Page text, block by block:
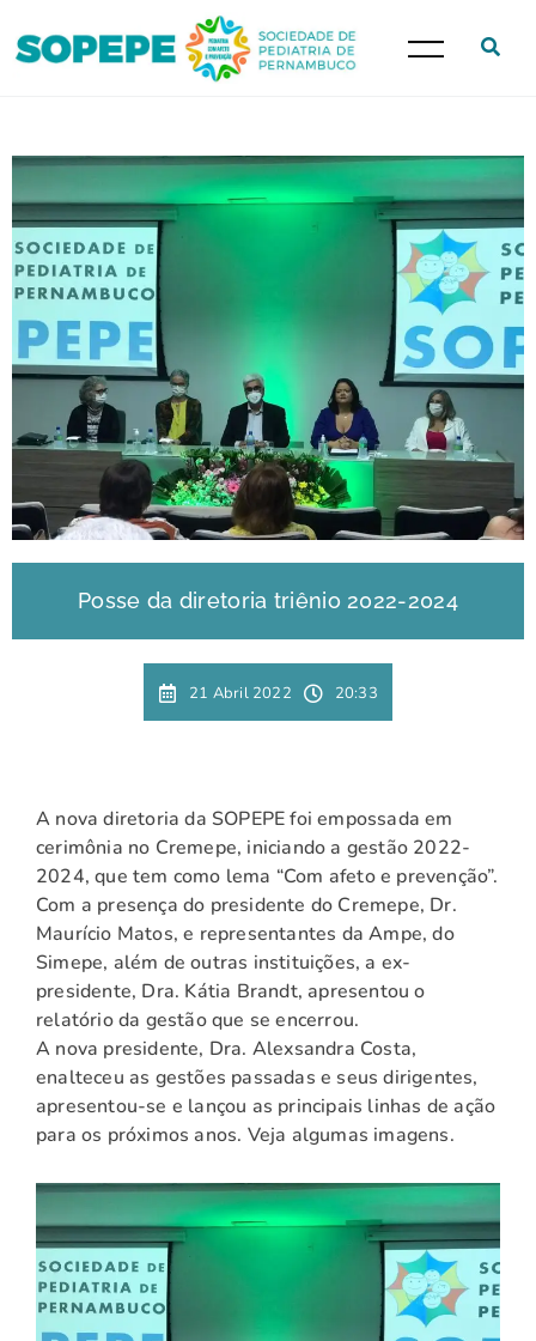
Posse da diretoria triênio 2022-2024
21 Abril 2022 20:33
A nova diretoria da SOPEPE foi empossada em
cerimônia no Cremepe, iniciando a gestão 2022-
2024, que tem como lema “Com afeto e prevenção”.
Com a presença do presidente do Cremepe, Dr.
Maurício Matos, e representantes da Ampe, do
Simepe, além de outras instituições, a ex-
presidente, Dra. Kátia Brandt, apresentou o
relatório da gestão que se encerrou.
A nova presidente, Dra. Alexsandra Costa,
enalteceu as gestões passadas e seus dirigentes,
apresentou-se e lançou as principais linhas de ação
para os próximos anos. Veja algumas imagens.